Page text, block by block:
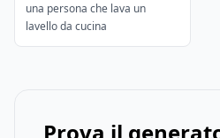
una persona che lava un
lavello da cucina